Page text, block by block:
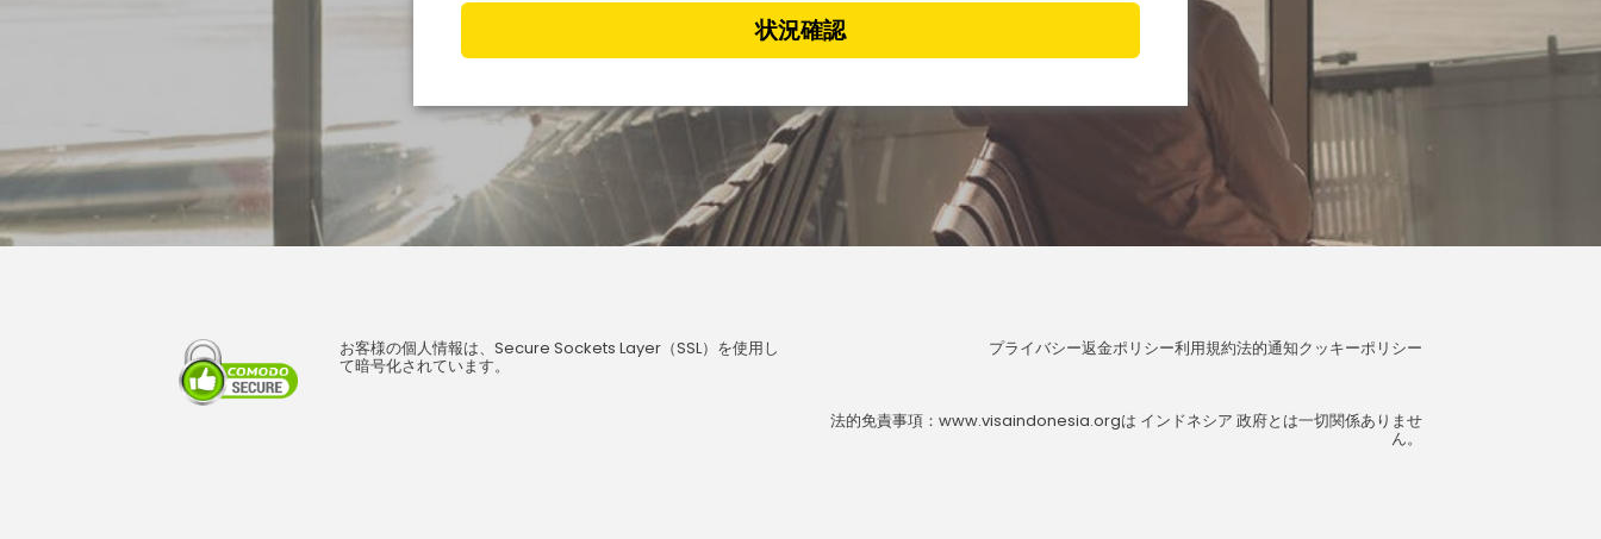
状況確認
お客様の個人情報は、Secure Sockets Layer（SSL）を使用し
て暗号化されています。
プライバシー返金ポリシー利用規約法的通知クッキーポリシー
法的免責事項：www.visaindonesia.orgは インドネシア 政府とは一切関係ありませ
ん。